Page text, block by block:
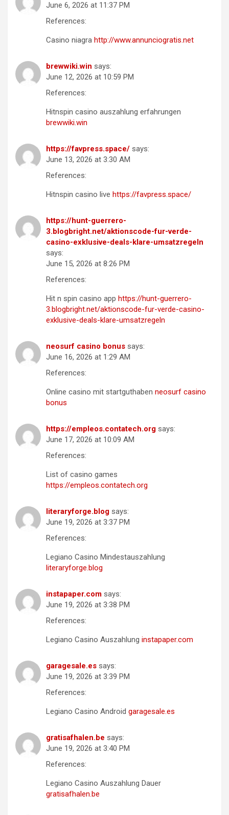
June 6, 2026 at 11:37 PM
References:
Casino niagra http://www.annunciogratis.net
brewwiki.win says:
June 12, 2026 at 10:59 PM
References:
Hitnspin casino auszahlung erfahrungen
brewwiki.win
https://favpress.space/ says:
June 13, 2026 at 3:30 AM
References:
Hitnspin casino live https://favpress.space/
https://hunt-guerrero-
3.blogbright.net/aktionscode-fur-verde-
casino-exklusive-deals-klare-umsatzregeln
says:
June 15, 2026 at 8:26 PM
References:
Hit n spin casino app https://hunt-guerrero-
3.blogbright.net/aktionscode-fur-verde-casino-
exklusive-deals-klare-umsatzregeln
neosurf casino bonus says:
June 16, 2026 at 1:29 AM
References:
Online casino mit startguthaben neosurf casino
bonus
https://empleos.contatech.org says:
June 17, 2026 at 10:09 AM
References:
List of casino games
https://empleos.contatech.org
literaryforge.blog says:
June 19, 2026 at 3:37 PM
References:
Legiano Casino Mindestauszahlung
literaryforge.blog
instapaper.com says:
June 19, 2026 at 3:38 PM
References:
Legiano Casino Auszahlung instapaper.com
garagesale.es says:
June 19, 2026 at 3:39 PM
References:
Legiano Casino Android garagesale.es
gratisafhalen.be says:
June 19, 2026 at 3:40 PM
References:
Legiano Casino Auszahlung Dauer
gratisafhalen.be